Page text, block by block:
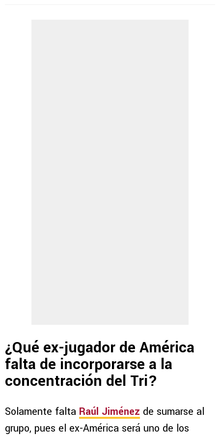
¿Qué ex-jugador de América
falta de incorporarse a la
concentración del Tri?
Solamente falta Raúl Jiménez de sumarse al
grupo, pues el ex-América será uno de los